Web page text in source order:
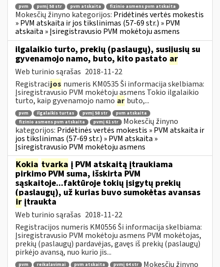
pvm pvmį 58 str pvm atskaita fizinio asmens pvm atskaita
Mokesčių žinyno kategorijos: Pridėtinės vertės mokestis
» PVM atskaita ir jos tikslinimas (57-69 str.) » PVM
atskaita » Įsiregistravusio PVM mokėtoju asmens
ilgalaikio turto, prekių (paslaugų), susijusių su
gyvenamojo namo, buto, kito pastato ar
Web turinio sąrašas 2018-11-22
Registracijos numeris KM0535 Ši informacija skelbiama:
Įsiregistravusio PVM mokėtoju asmens Tokio ilgalaikio
turto, kaip gyvenamojo namo ar buto,...
pvm ilgalaikis turtas pvmį 58 str
pvm atskaita
fizinio asmens pvm atskaita
pvmį 61 str
Mokesčių žinyno
kategorijos: Pridėtinės vertės mokestis » PVM atskaita ir
jos tikslinimas (57-69 str.) » PVM atskaita »
Įsiregistravusio PVM mokėtoju asmens
Kokia tvarka į PVM atskaitą įtraukiama
pirkimo PVM suma, išskirta PVM
sąskaitoje...faktūroje tokių įsigytų prekių
(paslaugų), už kurias buvo sumokėtas avansas
ir įtraukta
Web turinio sąrašas 2018-11-22
Registracijos numeris KM0556 Ši informacija skelbiama:
Įsiregistravusio PVM mokėtoju asmens PVM mokėtojas,
prekių (paslaugų) pardavėjas, gavęs iš prekių (paslaugų)
pirkėjo avansą, nuo kurio jis...
pvm reikalavimai pvm atskaita pvmį 64 str Mokesčių žinyno